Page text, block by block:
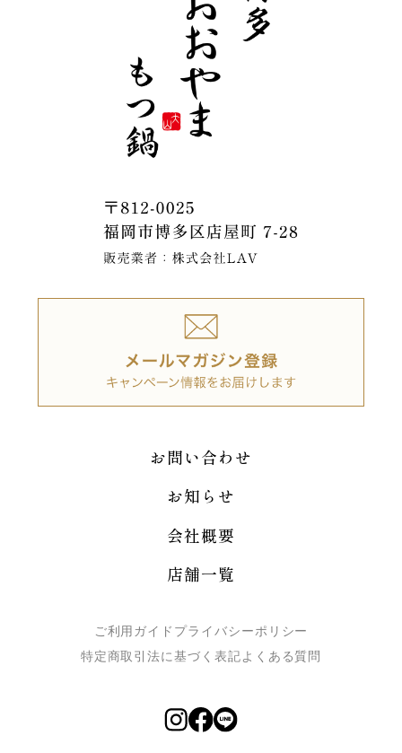
お問い合わせ
お知らせ
会社概要
店舗一覧
ご利用ガイド プライバシーポリシー
特定商取引法に基づく表記よくある質問